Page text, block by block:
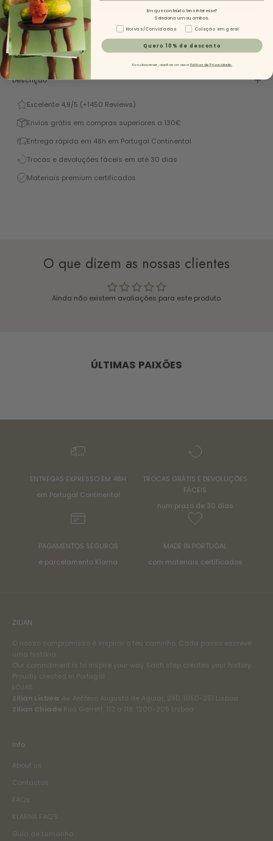
Descrição
Excelente 4,9/5 (+1450 Reviews)
Envios grátis em compras superiores a 130€
Entrega rápida em 48h em Portugal Continental
Trocas e devoluções fáceis em até 30 dias
Materiais premium certificados
O que dizem as nossas clientes
Ainda não existem avaliações para este produto.
ÚLTIMAS PAIXÕES
ENTREGAS EXPRESSO EM 48H
em Portugal Continental
TROCAS GRÁTIS E DEVOLUÇÕES
FÁCEIS
num prazo de 30 dias
PAGAMENTOS SEGUROS
e parcelamento Klarna
MADE IN PORTUGAL
com materiais certificados
ZILIAN
O nosso compromisso é inspirar o teu caminho. Cada passo escreve
uma história.
Our commitment is to inspire your way. Each step creates your history.
Proudly created in Portugal
LOJAS
Zilian Lisboa Av. António Augusto de Aguiar, 29D. 1050-251 Lisboa
Zilian Chiado Rua Garrett, 112 a 118. 1200-205 Lisboa
Info
About us
Contactos
FAQs
KLARNA FAQ'S
Guia de tamanho
Em que conteúdo tens interesse?
Seleciona um ou ambos.
Tipo de Conteúdo - NL
Noivas/Convidadas Coleção em geral
Quero 10% de desconto
Ao subscrever, aceitas a nossa Política de Privacidade.